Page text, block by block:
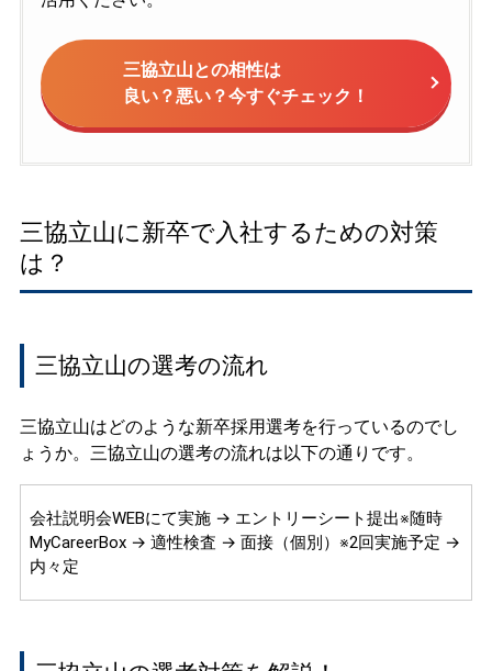
三協立山との相性は
良い？悪い？今すぐチェック！
三協立山に新卒で入社するための対策
は？
三協立山の選考の流れ
三協立山はどのような新卒採用選考を行っているのでし
ょうか。三協立山の選考の流れは以下の通りです。
会社説明会WEBにて実施 → エントリーシート提出※随時
MyCareerBox → 適性検査 → 面接（個別）※2回実施予定 →
内々定